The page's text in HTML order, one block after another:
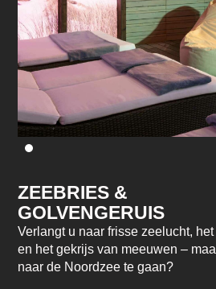
ZEEBRIES &
GOLVENGERUIS
Verlangt u naar frisse zeelucht,
en het gekrijs van meeuwen –
naar de Noordzee te gaan?